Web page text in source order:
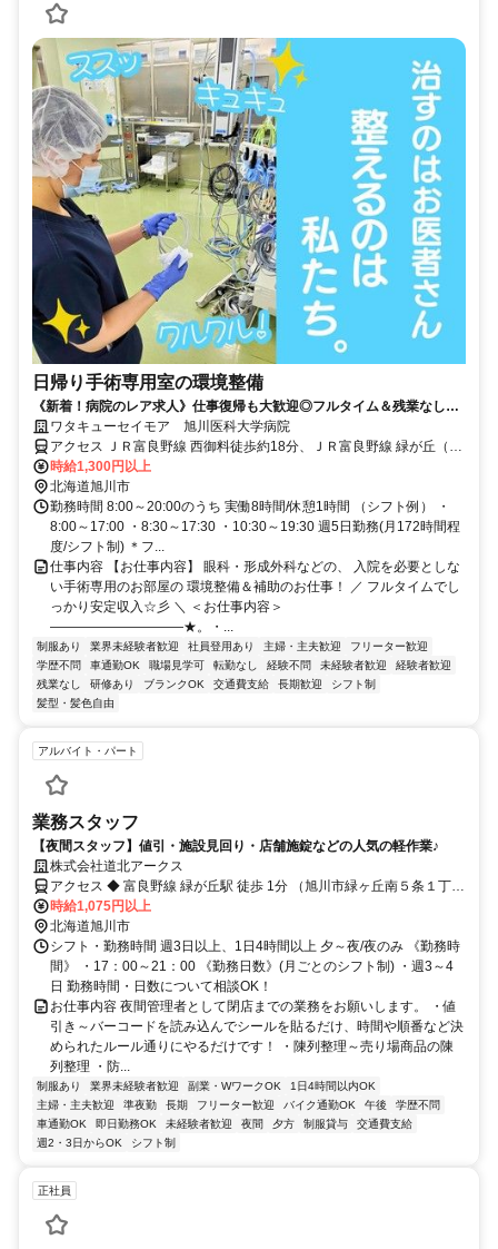
日帰り手術専用室の環境整備
《新着！病院のレア求人》仕事復帰も大歓迎◎フルタイム＆残業なし☆
日祝休み＋希望休OK！
ワタキューセイモア 旭川医科大学病院
アクセス ＪＲ富良野線 西御料徒歩約18分、ＪＲ富良野線 緑が丘（北
海道）徒歩約24分、ＪＲ富良野線 神楽岡徒歩約41分 マイカー通勤
OK／JR「緑が丘駅」から車5分、JR「旭川駅」から車11分
時給1,300円以上
北海道旭川市
勤務時間 8:00～20:00のうち 実働8時間/休憩1時間 （シフト例） ・
8:00～17:00 ・8:30～17:30 ・10:30～19:30 週5日勤務(月172時間程
度/シフト制) ＊フ...
仕事内容 【お仕事内容】 眼科・形成外科などの、 入院を必要としな
い手術専用のお部屋の 環境整備＆補助のお仕事！ ／ フルタイムでし
っかり安定収入☆彡 ＼ ＜お仕事内容＞
――――――――――★。・...
制服あり 業界未経験者歓迎 社員登用あり 主婦・主夫歓迎
フリーター歓迎
学歴不問
車通勤OK 職場見学可 転勤なし 経験不問 未経験者歓迎
経験者歓迎
残業なし
研修あり ブランクOK 交通費支給 長期歓迎
シフト制
髪型・髪色自由
アルバイト・パート
業務スタッフ
【夜間スタッフ】値引・施設見回り・店舗施錠などの人気の軽作業♪
株式会社道北アークス
アクセス ◆ 富良野線 緑が丘駅 徒歩 1分 （旭川市緑ヶ丘南５条１丁目
１番８号）
時給1,075円以上
北海道旭川市
シフト・勤務時間 週3日以上、1日4時間以上 夕～夜/夜のみ 《勤務時
間》 ・17：00～21：00 《勤務日数》(月ごとのシフト制) ・週3～4
日 勤務時間・日数について相談OK！
お仕事内容 夜間管理者として閉店までの業務をお願いします。 ・値
引き～バーコードを読み込んでシールを貼るだけ、時間や順番など決
められたルール通りにやるだけです！ ・陳列整理～売り場商品の陳
列整理 ・防...
制服あり 業界未経験者歓迎 副業・WワークOK
1日4時間以内OK
主婦・主夫歓迎
準夜勤 長期 フリーター歓迎 バイク通勤OK 午後
学歴不問
車通勤OK
即日勤務OK 未経験者歓迎 夜間 夕方 制服貸与
交通費支給
週2・3日からOK
シフト制
正社員